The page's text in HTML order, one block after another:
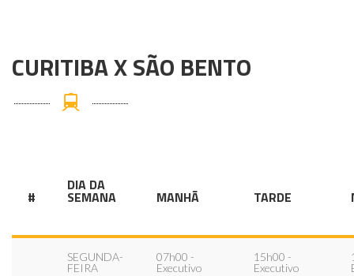
CURITIBA X SÃO BENTO
#
DIA DA
SEMANA MANHÃ TARDE
SEGUNDA-
FEIRA
07h00 -
Executivo
15h00 -
Executivo